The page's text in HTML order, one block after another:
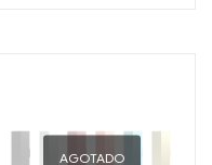
AGOTADO